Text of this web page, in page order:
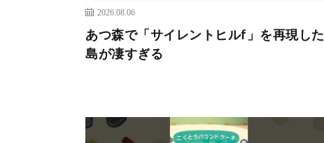
2026.08.06
あつ森で「サイレントヒルf」を再現した
島が凄すぎる